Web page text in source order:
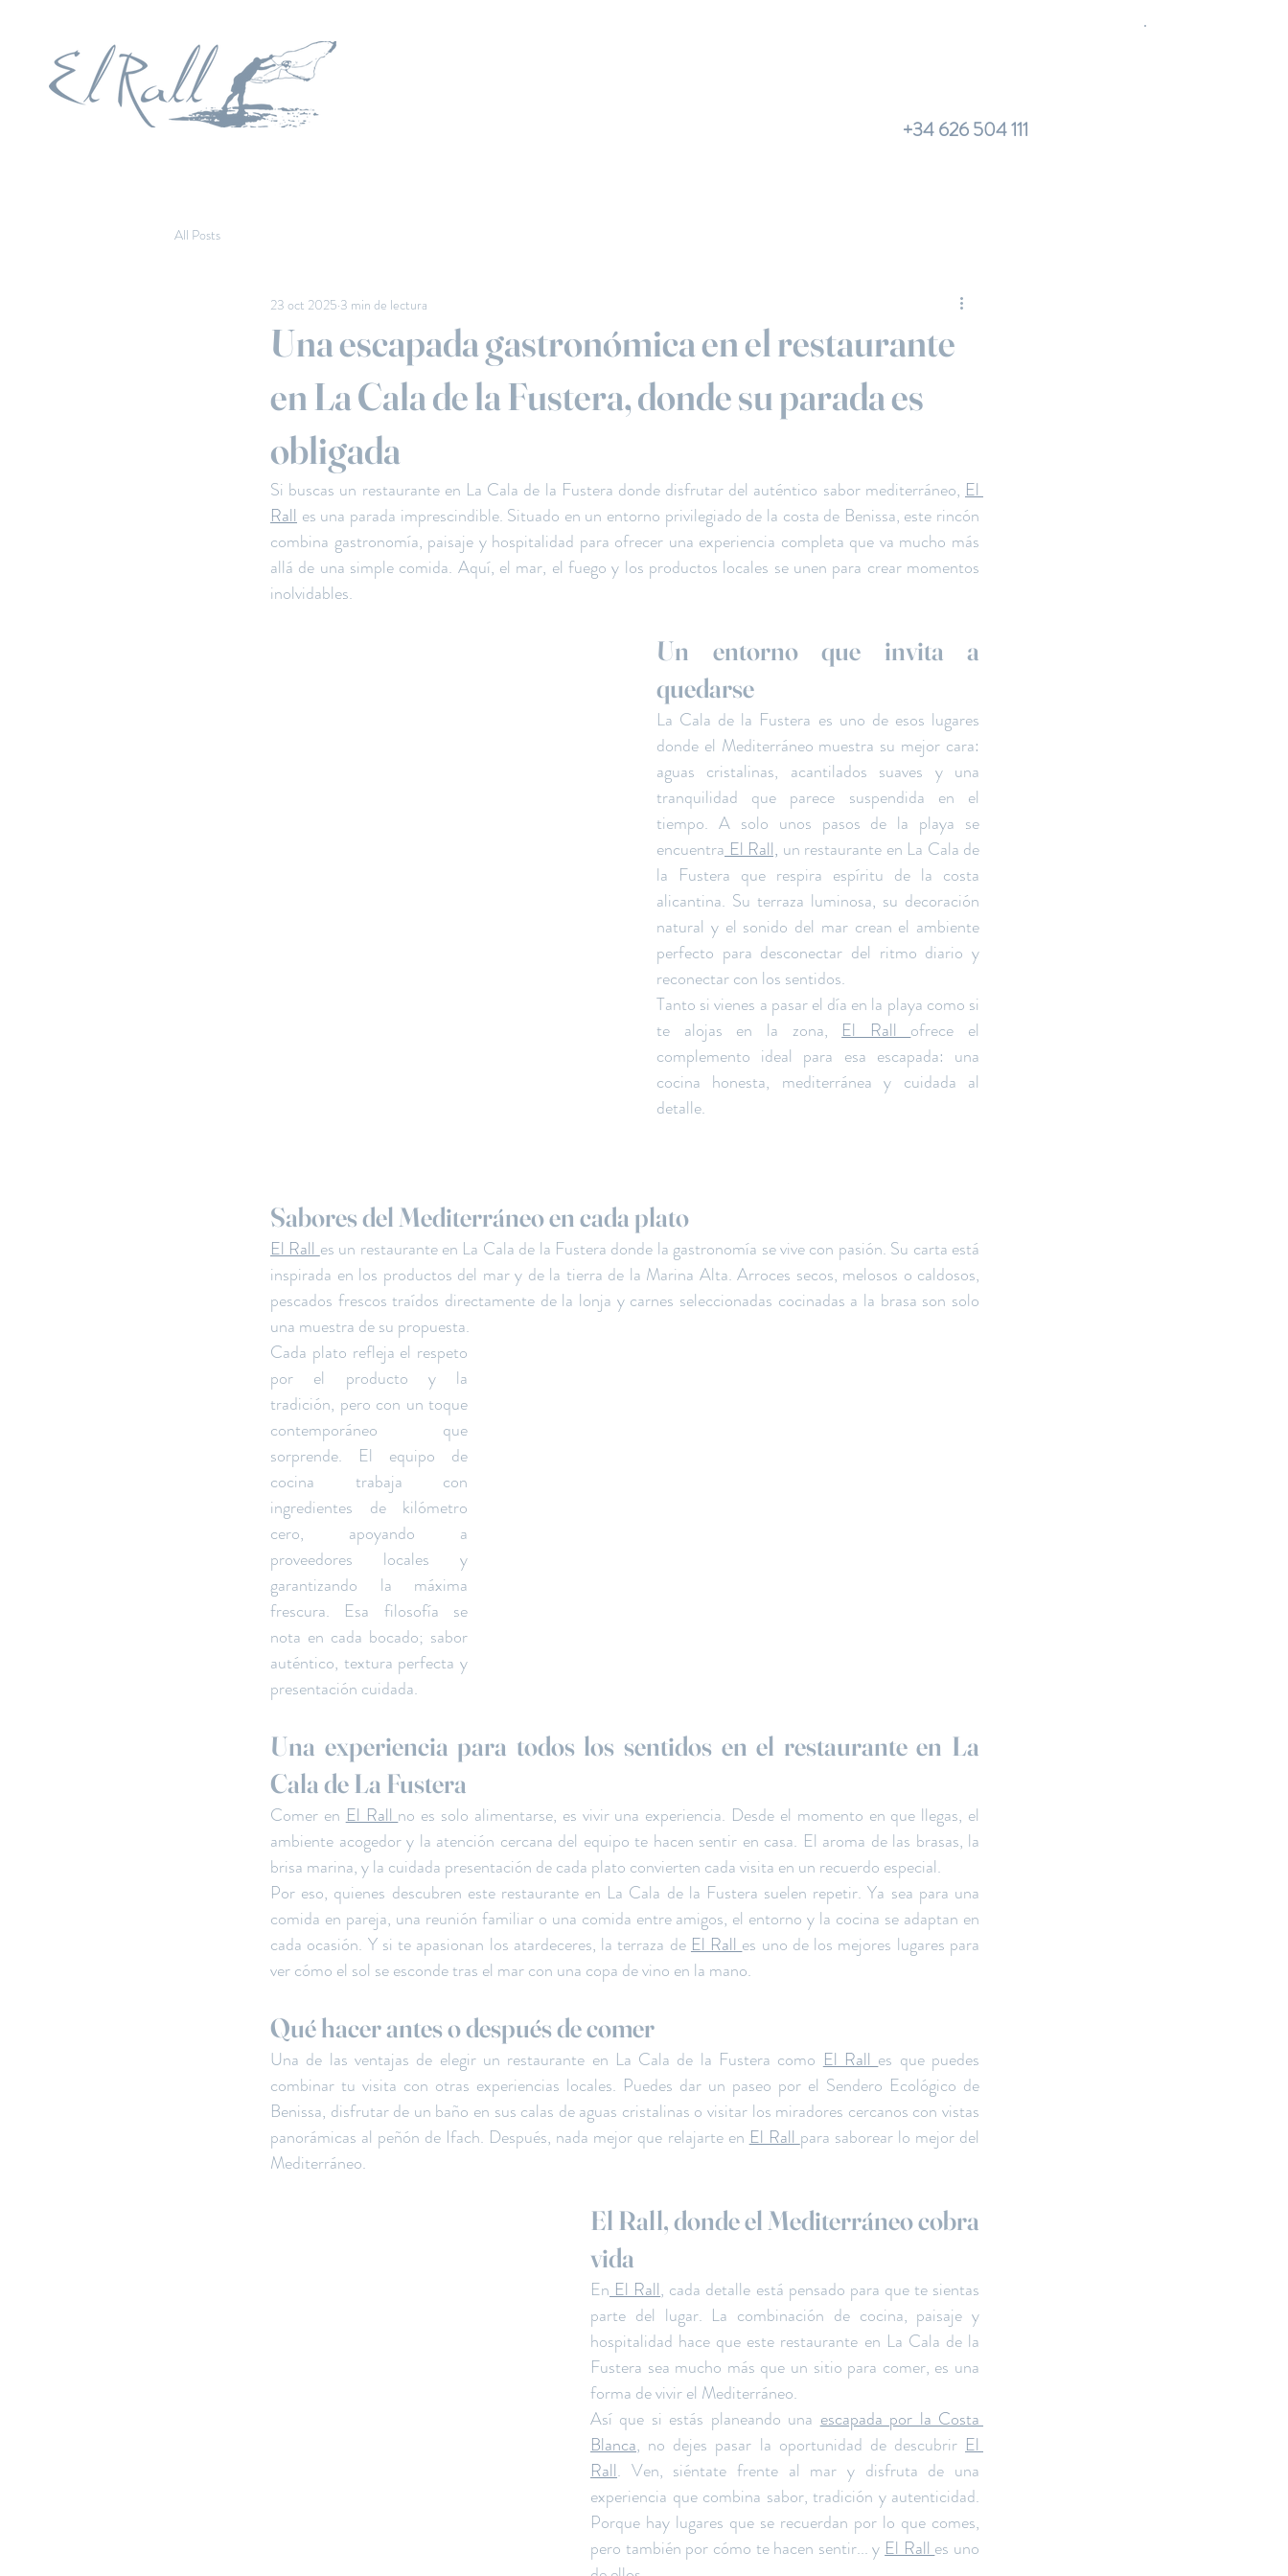
+34 626 504 111
All Posts
Una escapada gastronómica en el restaurante
en La Cala de la Fustera, donde su parada es
obligada
23 oct 2025 3 min de lectura
Si buscas un restaurante en La Cala de la Fustera donde disfrutar del auténtico sabor mediterráneo, El
Rall es una parada imprescindible. Situado en un entorno privilegiado de la costa de Benissa, este rincón
combina gastronomía, paisaje y hospitalidad para ofrecer una experiencia completa que va mucho más
allá de una simple comida. Aquí, el mar, el fuego y los productos locales se unen para crear momentos
inolvidables.
Un entorno que invita a
quedarse
La Cala de la Fustera es uno de esos lugares
donde el Mediterráneo muestra su mejor cara:
aguas cristalinas, acantilados suaves y una
tranquilidad que parece suspendida en el
tiempo. A solo unos pasos de la playa se
encuentra El Rall, un restaurante en La Cala de
la Fustera que respira espíritu de la costa
alicantina. Su terraza luminosa, su decoración
natural y el sonido del mar crean el ambiente
perfecto para desconectar del ritmo diario y
reconectar con los sentidos.
Tanto si vienes a pasar el día en la playa como si
te alojas en la zona, El Rall ofrece el
complemento ideal para esa escapada: una
cocina honesta, mediterránea y cuidada al
detalle.
Sabores del Mediterráneo en cada plato
El Rall es un restaurante en La Cala de la Fustera donde la gastronomía se vive con pasión. Su carta está
inspirada en los productos del mar y de la tierra de la Marina Alta. Arroces secos, melosos o caldosos,
pescados frescos traídos directamente de la lonja y carnes seleccionadas cocinadas a la brasa son solo
una muestra de su propuesta.
Cada plato refleja el respeto
por el producto y la
tradición, pero con un toque
contemporáneo que
sorprende. El equipo de
cocina trabaja con
ingredientes de kilómetro
cero, apoyando a
proveedores locales y
garantizando la máxima
frescura. Esa filosofía se
nota en cada bocado; sabor
auténtico, textura perfecta y
presentación cuidada.
Una experiencia para todos los sentidos en el restaurante en La
Cala de La Fustera
Comer en El Rall no es solo alimentarse, es vivir una experiencia. Desde el momento en que llegas, el
ambiente acogedor y la atención cercana del equipo te hacen sentir en casa. El aroma de las brasas, la
brisa marina, y la cuidada presentación de cada plato convierten cada visita en un recuerdo especial.
Por eso, quienes descubren este restaurante en La Cala de la Fustera suelen repetir. Ya sea para una
comida en pareja, una reunión familiar o una comida entre amigos, el entorno y la cocina se adaptan en
cada ocasión. Y si te apasionan los atardeceres, la terraza de El Rall es uno de los mejores lugares para
ver cómo el sol se esconde tras el mar con una copa de vino en la mano.
Qué hacer antes o después de comer
Una de las ventajas de elegir un restaurante en La Cala de la Fustera como El Rall es que puedes
combinar tu visita con otras experiencias locales. Puedes dar un paseo por el Sendero Ecológico de
Benissa, disfrutar de un baño en sus calas de aguas cristalinas o visitar los miradores cercanos con vistas
panorámicas al peñón de Ifach. Después, nada mejor que relajarte en El Rall para saborear lo mejor del
Mediterráneo.
El Rall, donde el Mediterráneo cobra
vida
En El Rall, cada detalle está pensado para que te sientas
parte del lugar. La combinación de cocina, paisaje y
hospitalidad hace que este restaurante en La Cala de la
Fustera sea mucho más que un sitio para comer, es una
forma de vivir el Mediterráneo.
Así que si estás planeando una escapada por la Costa
Blanca, no dejes pasar la oportunidad de descubrir El
Rall. Ven, siéntate frente al mar y disfruta de una
experiencia que combina sabor, tradición y autenticidad.
Porque hay lugares que se recuerdan por lo que comes,
pero también por cómo te hacen sentir... y El Rall es uno